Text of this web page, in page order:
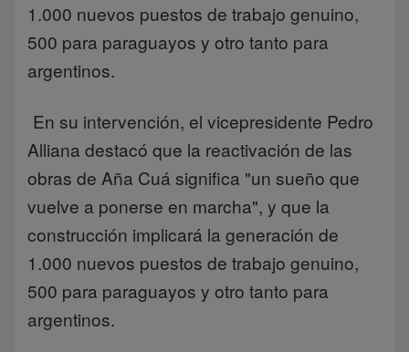
1.000 nuevos puestos de trabajo genuino,
500 para paraguayos y otro tanto para
argentinos.
En su intervención, el vicepresidente Pedro
Alliana destacó que la reactivación de las
obras de Aña Cuá significa "un sueño que
vuelve a ponerse en marcha", y que la
construcción implicará la generación de
1.000 nuevos puestos de trabajo genuino,
500 para paraguayos y otro tanto para
argentinos.